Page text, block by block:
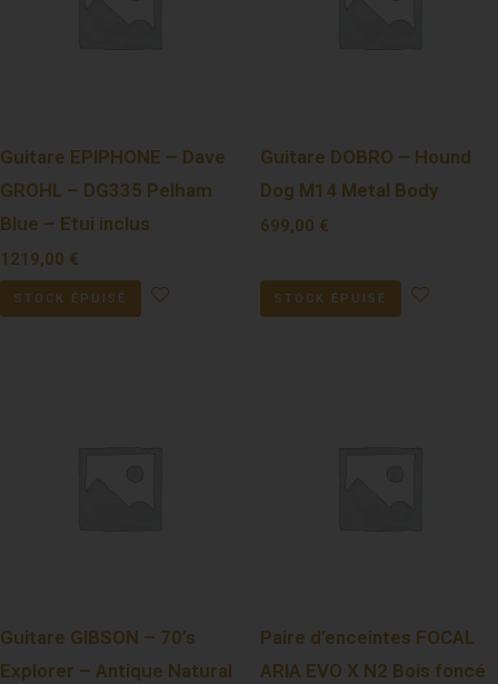
Guitare EPIPHONE – Dave
GROHL – DG335 Pelham
Blue – Etui inclus
1219,00 €
STOCK ÉPUISÉ
Guitare DOBRO – Hound
Dog M14 Metal Body
699,00 €
STOCK ÉPUISÉ
Guitare GIBSON – 70’s
Explorer – Antique Natural
Paire d’enceintes FOCAL
ARIA EVO X N2 Bois foncé